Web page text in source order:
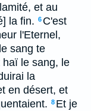
et au
la fin. 6 C'est
l'Eternel,
sang te
haï le sang, le
la
en désert, et
8 Et je